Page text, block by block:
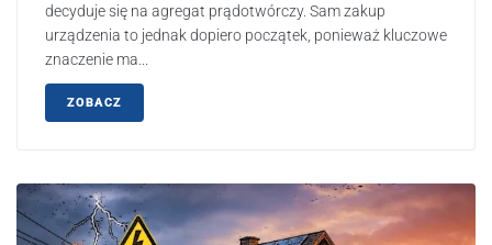
decyduje się na agregat prądotwórczy. Sam zakup
urządzenia to jednak dopiero początek, ponieważ kluczowe
znaczenie ma...
ZOBACZ